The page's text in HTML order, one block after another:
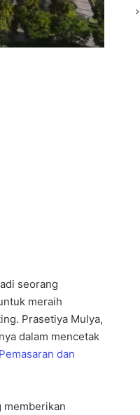
seorang
meraih
Prasetiya Mulya,
dalam mencetak
dan
memberikan